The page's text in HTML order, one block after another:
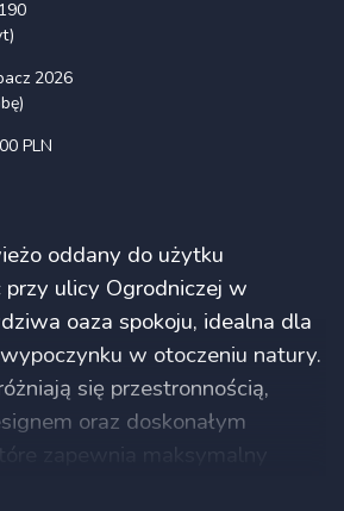
2026
PLN
oddany do użytku
ulicy Ogrodniczej w
oaza spokoju, idealna dla
w otoczeniu natury.
się przestronnością,
oraz doskonałym
zapewnia maksymalny